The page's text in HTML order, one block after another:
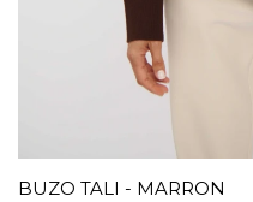
BUZO TALI - MARRON